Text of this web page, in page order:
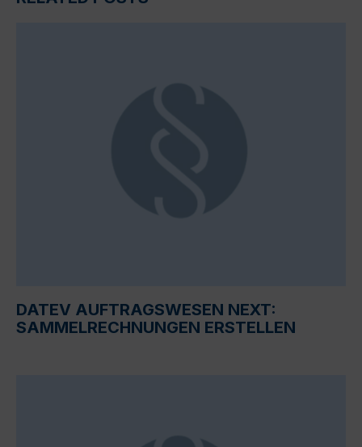
DATEV AUFTRAGSWESEN NEXT:
SAMMELRECHNUNGEN ERSTELLEN